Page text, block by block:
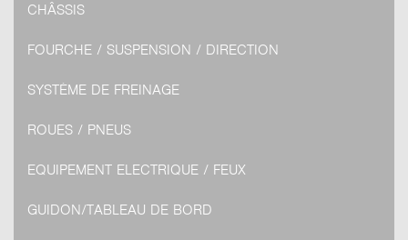
CHÂSSIS
FOURCHE / SUSPENSION / DIRECTION
SYSTÈME DE FREINAGE
ROUES / PNEUS
EQUIPEMENT ELECTRIQUE / FEUX
GUIDON/TABLEAU DE BORD